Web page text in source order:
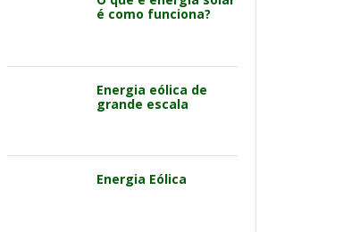
é como funciona?
Energia eólica de
grande escala
Energia Eólica